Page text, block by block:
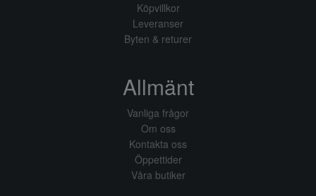
Köpvillkor
Leveranser
Byten & returer
Allmänt
Vanliga frågor
Om oss
Kontakta oss
Öppettider
Våra butiker